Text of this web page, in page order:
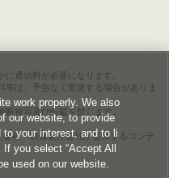
通信料が必要になります。
は、予告なく変更する場合がありま
複写及び転載を禁じます。
社・映像製作会社が提供するコンテ
work properly. We also
our website, to provide
your interest, and to li
you select “Accept All
used on our website.